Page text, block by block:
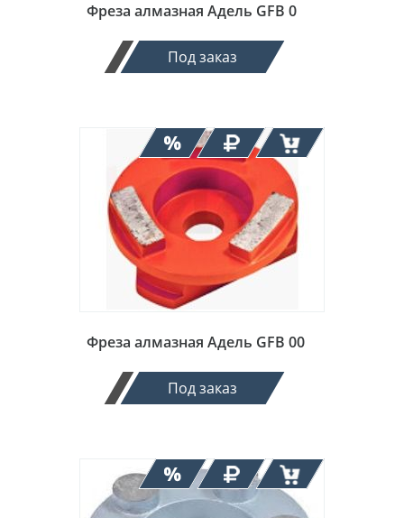
Фреза алмазная Адель GFB 0
Под заказ
Фреза алмазная Адель GFB 00
Под заказ